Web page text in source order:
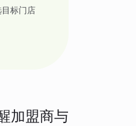
标门店
加盟商与